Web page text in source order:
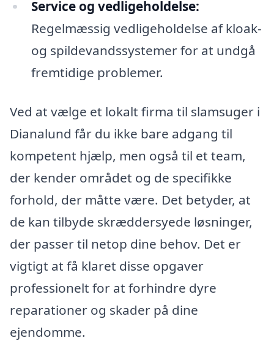
Service og vedligeholdelse:
Regelmæssig vedligeholdelse af kloak-
og spildevandssystemer for at undgå
fremtidige problemer.
Ved at vælge et lokalt firma til slamsuger i
Dianalund får du ikke bare adgang til
kompetent hjælp, men også til et team,
der kender området og de specifikke
forhold, der måtte være. Det betyder, at
de kan tilbyde skræddersyede løsninger,
der passer til netop dine behov. Det er
vigtigt at få klaret disse opgaver
professionelt for at forhindre dyre
reparationer og skader på dine
ejendomme.